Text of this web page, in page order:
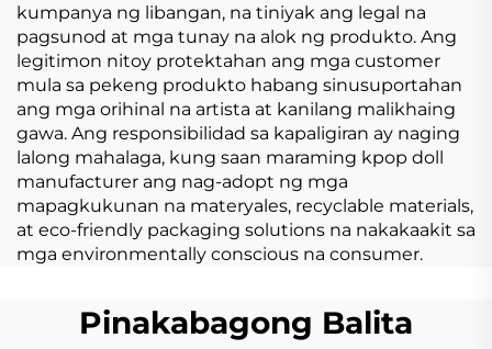
kumpanya ng libangan, na tiniyak ang legal na
pagsunod at mga tunay na alok ng produkto. Ang
legitimon nitoy protektahan ang mga customer
mula sa pekeng produkto habang sinusuportahan
ang mga orihinal na artista at kanilang malikhaing
gawa. Ang responsibilidad sa kapaligiran ay naging
lalong mahalaga, kung saan maraming kpop doll
manufacturer ang nag-adopt ng mga
mapagkukunan na materyales, recyclable materials,
at eco-friendly packaging solutions na nakakaakit sa
mga environmentally conscious na consumer.
Pinakabagong Balita